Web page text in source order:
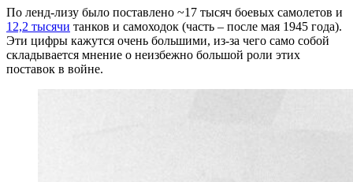
По ленд-лизу было поставлено ~17 тысяч боевых самолетов и
12,2 тысячи танков и самоходок (часть – после мая 1945 года).
Эти цифры кажутся очень большими, из-за чего само собой
складывается мнение о неизбежно большой роли этих
поставок в войне.